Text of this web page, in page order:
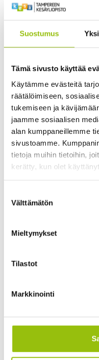
Suostumus
Tämä sivusto käyttää
Käytämme evästeitä
räätälöimiseen,
tukemiseen ja
jaamme sosiaalisen
alan kumppaneillemme
sivustoamme.
tietoja muihin tietoihin,
kerätty, kun olet
Cookiebot >
valinta
Välttämätön
Mieltymykset
Tilastot
Markkinointi
on tuonut sisältöä sekä
aikaan.”
Marjalla on myös
keskustelua muiden
hyödyntäisi
yhteisten
tapaamiset
mahdollisuuden
”Opinnoissa oli hyvin
monella oli paljon
Mielelläni kuulisin
hyötyä niiden